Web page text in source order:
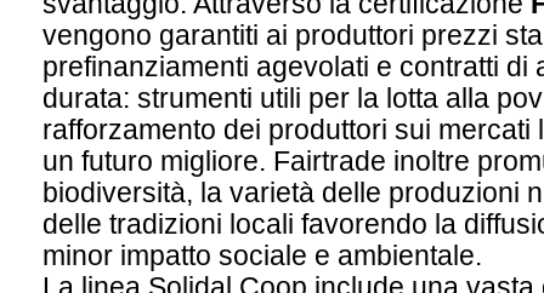
vengono garantiti ai produttori prezzi
prefinanziamenti agevolati e contratti di
durata: strumenti utili per la lotta alla
rafforzamento dei produttori sui mercati
un futuro migliore. Fairtrade inoltre
biodiversità, la varietà delle produzioni
delle tradizioni locali favorendo la
minor impatto sociale e ambientale.